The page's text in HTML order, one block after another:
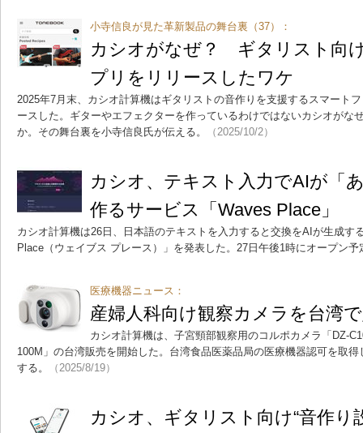
小寺信良が見た革新製品の舞台裏（37）：
カシオがなぜ？ ギタリスト向
プリをリリースしたワケ
2025年7月末、カシオ計算機はギタリストの音作りを支援するスマート
ースした。ギターやエフェクターを作っているわけではないカシオがな
か。その舞台裏を小寺信良氏が伝える。
（2025/10/2）
カシオ、テキスト入力でAIが「
作るサービス「Waves Place」
カシオ計算機は26日、日本語のテキストを入力すると交換をAIが生成す
Place（ウェイブス プレース）」を発表した。27日午後1時にオープン予
医療機器ニュース：
産婦人科向け観察カメラを台湾
カシオ計算機は、子宮頸部観察用のコルポカメラ「DZ-
100M」の台湾販売を開始した。台湾食品医薬品局の医療機器認可を取
する。
（2025/8/19）
カシオ、ギタリスト向け“音作